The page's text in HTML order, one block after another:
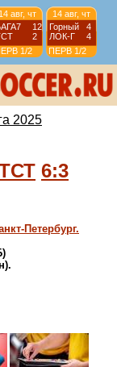
14 авг, чт
12
2
1/2
14 авг, чт
Горный
4
ЛОК-Г
4
ПЕРВ 1/2
авг, вт
6
8
2025
6:3
Петербург.